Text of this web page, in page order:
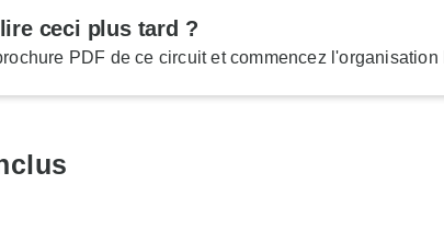
ceci plus tard ?
PDF de ce circuit et commencez l'organisation